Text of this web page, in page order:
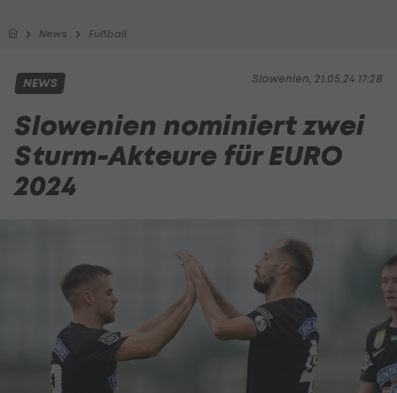
News Fußball
Slowenien, 21.05.24 17:28
NEWS
Slowenien nominiert zwei
Sturm-Akteure für EURO
2024